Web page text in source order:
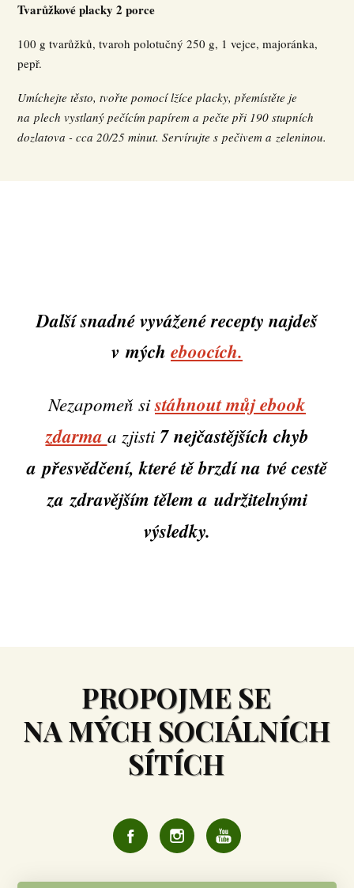
Tvarůžkové placky 2 porce
100 g tvarůžků, tvaroh polotučný 250 g, 1 vejce, majoránka,
pepř.
Umíchejte těsto, tvořte pomocí lžíce placky, přemístěte je
na plech vystlaný pečícím papírem a pečte při 190 stupních
dozlatova - cca 20/25 minut. Servírujte s pečivem a zeleninou.
Další snadné vyvážené recepty najdeš
v mých eboocích.
Nezapomeň sistáhnout můj ebook
zdarma a zjisti7 nejčastějších chyb
a přesvědčení, které tě brzdí na tvé cestě
za zdravějším tělem a udržitelnými
výsledky.
PROPOJME SE
NA MÝCH SOCIÁLNÍCH
SÍTÍCH